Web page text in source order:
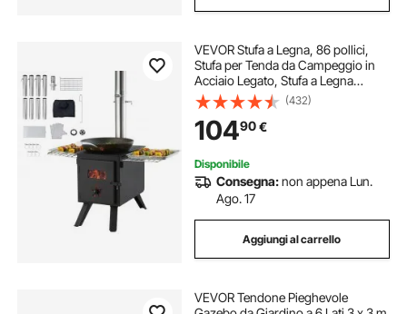
VEVOR Stufa a Legna, 86 pollici,
Stufa per Tenda da Campeggio in
Acciaio Legato, Stufa a Legna
Portatile, Stufa a Tenda Calda 1400
pollici³ per Cucinare all'aperto e
Riscaldamento con 8 Tubi
(432)
10490€
Disponibile
Consegna:non appena Lun.
Ago. 17
Aggiungi al carrello
VEVOR Tendone Pieghevole